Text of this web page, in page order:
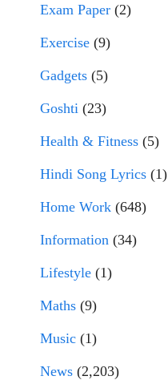
Exam Paper (2)
Exercise (9)
Gadgets (5)
Goshti (23)
Health & Fitness (5)
Hindi Song Lyrics (1)
Home Work (648)
Information (34)
Lifestyle (1)
Maths (9)
Music (1)
News (2,203)